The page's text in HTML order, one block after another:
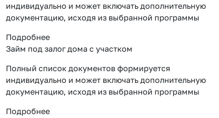
индивидуально и может включать дополнительную
документацию, исходя из выбранной программы
Подробнее
Займ под залог дома с участком
Полный список документов формируется
индивидуально и может включать дополнительную
документацию, исходя из выбранной программы
Подробнее